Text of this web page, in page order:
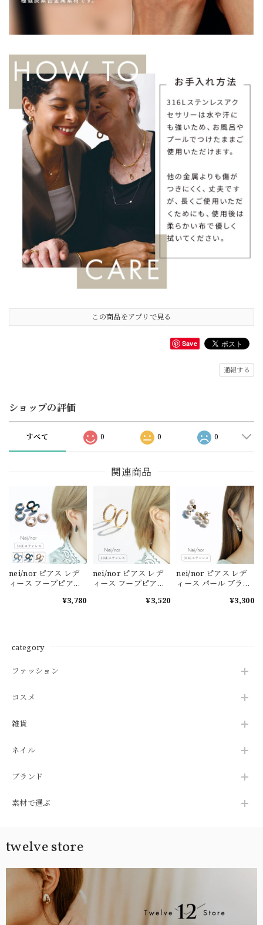
この商品をアプリで見る
Save
通報する
ショップの評価
すべて 0 0 0
関連商品
nei/nor ピアス レデ
ィース フープピアス
ーピアス 金属アレル
ー） 316L ステンレス
PVD【nnp-0061】
フト 彼女 プレゼント
¥3,780
nei/nor ピアス レデ
ィース フープピアス
レルギー対応 ゴール
¥3,520
nei/nor ピアス レデ
ィース パール ブライ
ルギー対応 ゴールド
¥3,300
category
ファッション
コスメ
雑貨
ネイル
ブランド
素材で選ぶ
twelve store